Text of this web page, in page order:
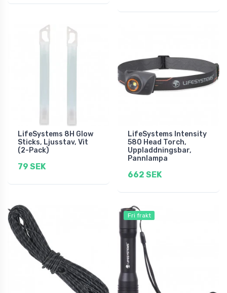
LifeSystems 8H Glow
Sticks, Ljusstav, Vit
(2-Pack)
79 SEK
LifeSystems Intensity
580 Head Torch,
Uppladdningsbar,
Pannlampa
662 SEK
Fri frakt